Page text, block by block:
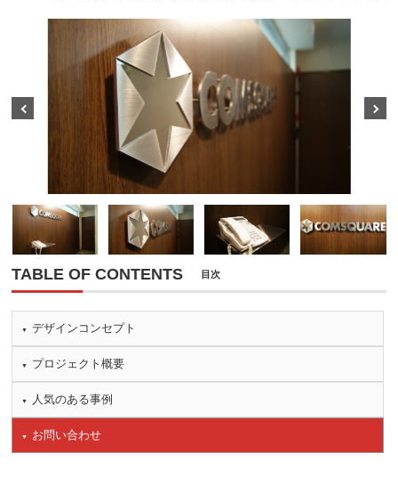
TABLE OF CONTENTS 目次
デザインコンセプト
プロジェクト概要
人気のある事例
お問い合わせ